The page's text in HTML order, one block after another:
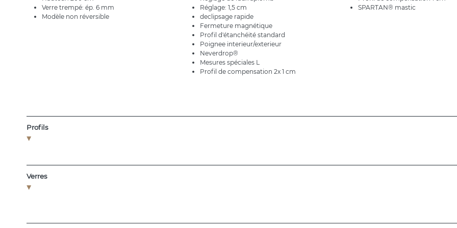
Verre trempé: ép. 6 mm
Modèle non réversible
Réglage: 1,5 cm
declipsage rapide
Fermeture magnétique
Profil d'étanchéité standard
Poignee interieur/exterieur
Neverdrop®
Mesures spéciales L
Profil de compensation 2x 1 cm
SPARTAN® mastic
Profils
Verres